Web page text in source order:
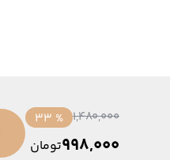
1,480,000
% 33
998,000تومان